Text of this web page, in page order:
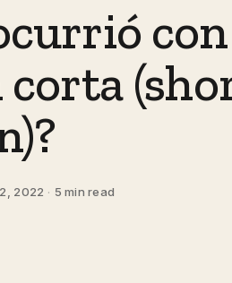
corta
2022 · 5 min read